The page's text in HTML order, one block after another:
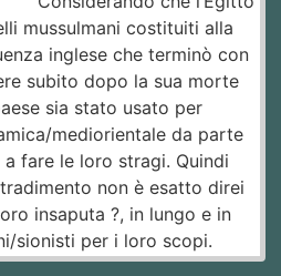
mussulmani costituiti alla
inglese che terminò con
subito dopo la sua morte
sia stato usato per
mediorientale da parte
fare le loro stragi. Quindi
non è esatto direi
insaputa ?, in lungo e in
sionisti per i loro scopi.